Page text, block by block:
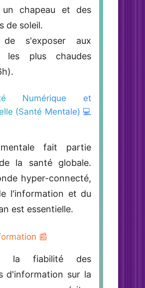
un chapeau et des
de soleil.
de s'exposer aux
les plus chaudes
Numérique et
(Santé Mentale) 💻
fait partie
la santé globale.
hyper-connecté,
l'information et du
est essentielle.
📰
la fiabilité des
d'information sur la